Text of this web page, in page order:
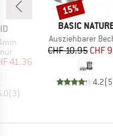
Preis
41.36
(3)
MARKE
BASIC
Artikel
Ausziehbarer
Preis
CHF 10.95 CHF
4.2(5
Rabatt
15%